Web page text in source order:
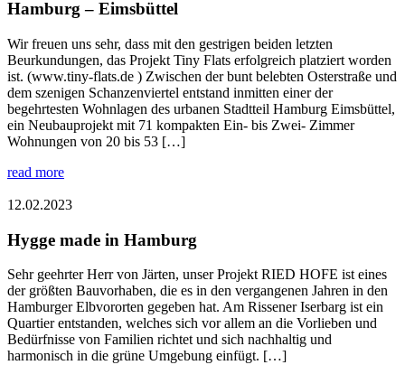
Hamburg – Eimsbüttel
Wir freuen uns sehr, dass mit den gestrigen beiden letzten
Beurkundungen, das Projekt Tiny Flats erfolgreich platziert worden
ist. (www.tiny-flats.de ) Zwischen der bunt belebten Osterstraße und
dem szenigen Schanzenviertel entstand inmitten einer der
begehrtesten Wohnlagen des urbanen Stadtteil Hamburg Eimsbüttel,
ein Neubauprojekt mit 71 kompakten Ein- bis Zwei- Zimmer
Wohnungen von 20 bis 53 […]
read more
12.02.2023
Hygge made in Hamburg
Sehr geehrter Herr von Järten, unser Projekt RIED HOFE ist eines
der größten Bauvorhaben, die es in den vergangenen Jahren in den
Hamburger Elbvororten gegeben hat. Am Rissener Iserbarg ist ein
Quartier entstanden, welches sich vor allem an die Vorlieben und
Bedürfnisse von Familien richtet und sich nachhaltig und
harmonisch in die grüne Umgebung einfügt. […]